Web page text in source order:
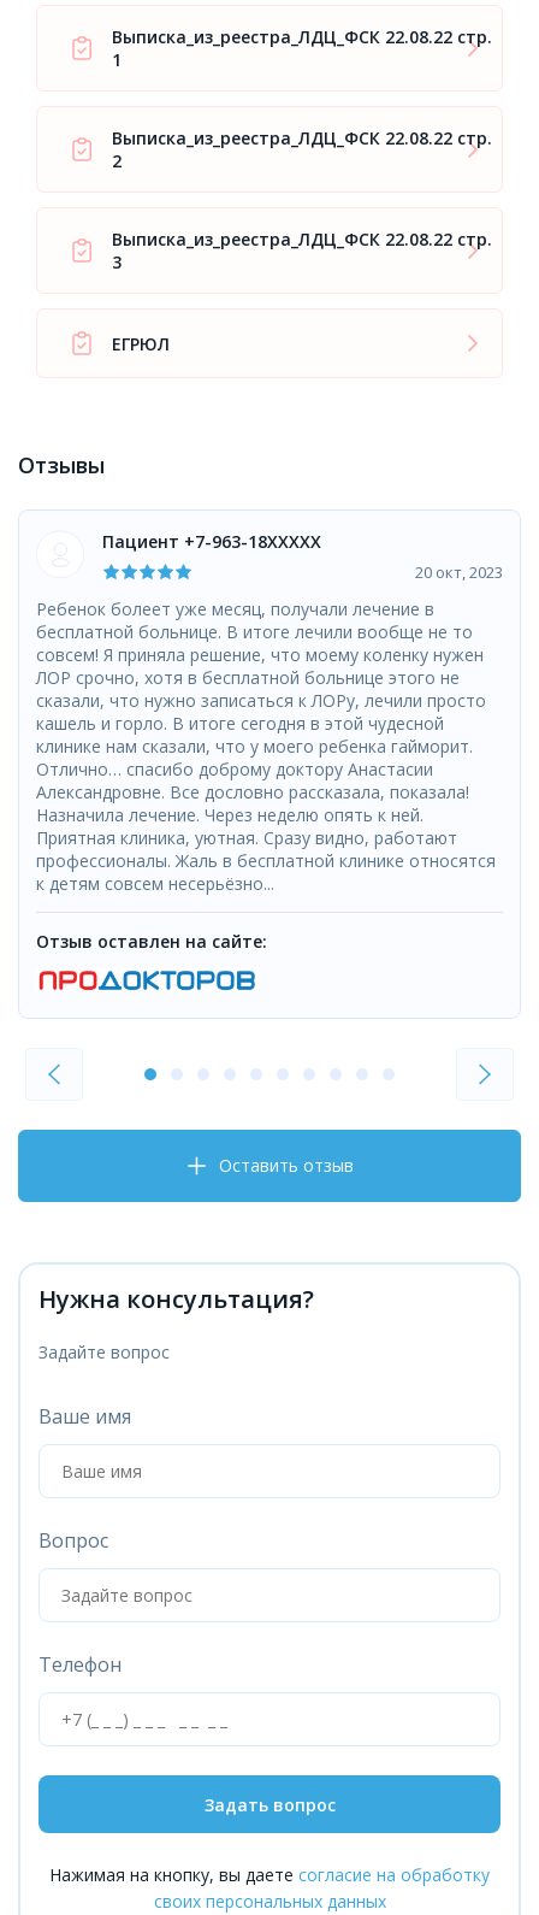
Выписка_из_реестра_ЛДЦ_ФСК 22.08.22 стр.
1
Выписка_из_реестра_ЛДЦ_ФСК 22.08.22 стр.
2
Выписка_из_реестра_ЛДЦ_ФСК 22.08.22 стр.
3
ЕГРЮЛ
Отзывы
Пациент +7-963-18XXXXX
20 окт, 2023
Ребенок болеет уже месяц, получали лечение в
бесплатной больнице. В итоге лечили вообще не то
совсем! Я приняла решение, что моему коленку нужен
ЛОР срочно, хотя в бесплатной больнице этого не
сказали, что нужно записаться к ЛОРу, лечили просто
кашель и горло. В итоге сегодня в этой чудесной
клинике нам сказали, что у моего ребенка гайморит.
Отлично… спасибо доброму доктору Анастасии
Александровне. Все дословно рассказала, показала!
Назначила лечение. Через неделю опять к ней.
Приятная клиника, уютная. Сразу видно, работают
профессионалы. Жаль в бесплатной клинике относятся
к детям совсем несерьёзно...
Отзыв оставлен на сайте:
Оставить отзыв
Нужна консультация?
Задайте вопрос
Ваше имя
Вопрос
Телефон
Задать вопрос
Нажимая на кнопку, вы даете согласие на обработку
своих персональных данных